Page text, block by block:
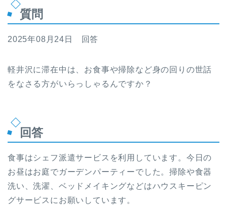
質問
2025年08月24日 回答
軽井沢に滞在中は、お食事や掃除など身の回りの世話
をなさる方がいらっしゃるんですか？
回答
食事はシェフ派遣サービスを利用しています。今日の
お昼はお庭でガーデンパーティーでした。掃除や食器
洗い、洗濯、ベッドメイキングなどはハウスキーピン
グサービスにお願いしています。